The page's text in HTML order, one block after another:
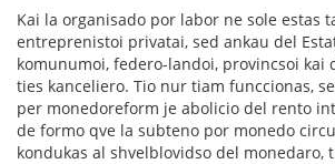
Kai la organisado por labor ne sole estas
entreprenistoi privatai, sed ankau del
komunumoi, federo-landoi, provincsoi kai
ties kanceliero. Tio nur tiam funccionas,
per monedoreform je abolicio del rento
de formo qve la subteno por monedo
kondukas al shvelblovidso del monedaro,